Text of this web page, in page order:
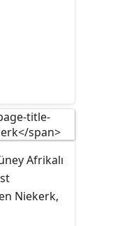
Afrikalı
Niekerk,